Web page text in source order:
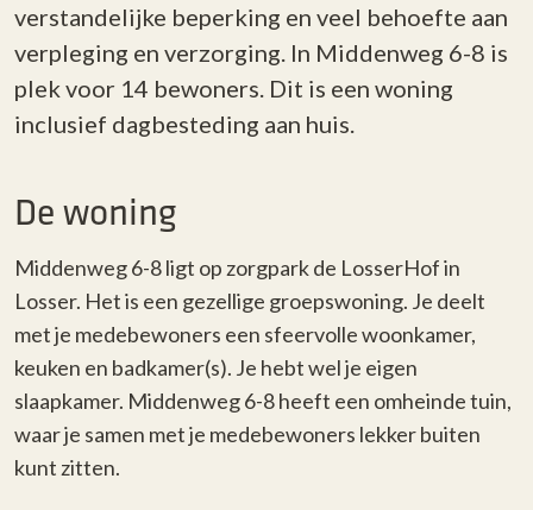
verstandelijke beperking en veel behoefte aan
verpleging en verzorging. In Middenweg 6-8 is
plek voor 14 bewoners. Dit is een woning
inclusief dagbesteding aan huis.
De woning
Middenweg 6-8 ligt op zorgpark de LosserHof in
Losser. Het is een gezellige groepswoning. Je deelt
met je medebewoners een sfeervollewoonkamer,
keuken en badkamer(s). Je hebt wel je eigen
slaapkamer. Middenweg 6-8 heeft een omheinde tuin,
waar je samen met je medebewoners lekker buiten
kunt zitten.